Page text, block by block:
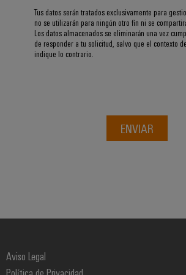
para
la
industria
de
el
transporte
Accesorios
Herramientas
light
Tus datos serán tratados exclusivamente para
no se utilizarán para ningún otro fin ni se
Los datos almacenados se eliminarán una vez
de responder a tu solicitud, salvo que el contexto
indique lo contrario.
ENVIAR
Aviso Legal